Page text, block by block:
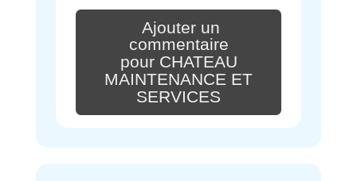
Ajouter un
commentaire
pour CHATEAU
MAINTENANCE ET
SERVICES